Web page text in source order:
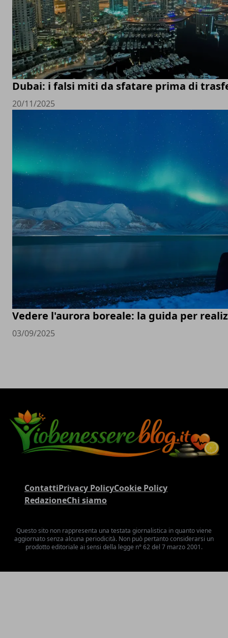
Dubai: i falsi miti da sfatare prima di
20/11/2025
Vedere l'aurora boreale: la guida per
03/09/2025
ContattiPrivacy PolicyCookie Policy
RedazioneChi siamo
Questo sito non rappresenta una testata giornalistica in quanto viene
aggiornato senza alcuna periodicità. Non può pertanto considerarsi un
prodotto editoriale ai sensi della legge n° 62 del 7 marzo 2001.